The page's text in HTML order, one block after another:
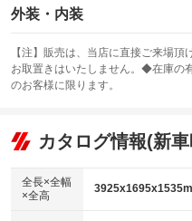
エアバッグ：運転席/助手席
：装備あり
：装備なし
サンルーフ
：装備なし
リフトアップ
：装備なし
：装備なし
パワーウィンドウ
外装・内装
カーナビ
：装備なし
TV
：装備なし
ビジュアル
：装備なし
：装備なし
革シート
【注】販売は、当店に直接ご来場
お取置きはいたしません。◆在庫の
のお客様に限ります。
カタログ情報(新
全長×全幅
×全高